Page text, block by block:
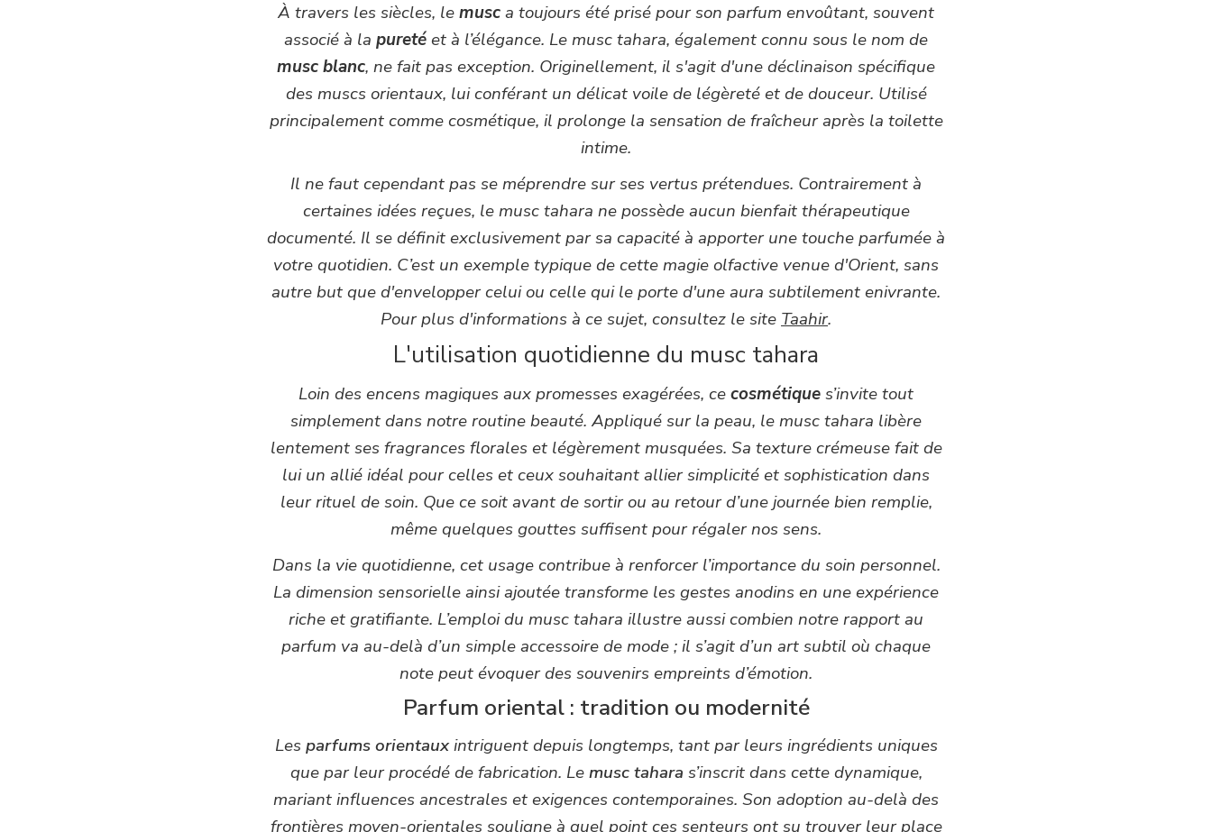
À travers les siècles, lemusca toujours été prisé pour son parfum envoûtant, souvent
associé à la puretéet à l’élégance. Le musc tahara, également connu sous le nom de
musc blanc, ne fait pas exception. Originellement, il s'agit d'une déclinaison spécifique
des muscs orientaux, lui conférant un délicat voile de légèreté et de douceur. Utilisé
principalement comme cosmétique, il prolonge la sensation de fraîcheur après la toilette
intime.
Il ne faut cependant pas se méprendre sur ses vertus prétendues. Contrairement à
certaines idées reçues, le musc tahara ne possède aucun bienfait thérapeutique
documenté. Il se définit exclusivement par sa capacité à apporter une touche parfumée à
votre quotidien. C’est un exemple typique de cette magie olfactive venue d'Orient, sans
autre but que d'envelopper celui ou celle qui le porte d'une aura subtilement enivrante.
Pour plus d'informations à ce sujet, consultez le site Taahir.
L'utilisation quotidienne du musc tahara
Loin des encens magiques aux promesses exagérées, cecosmétiques’invite tout
simplement dans notre routine beauté. Appliqué sur la peau, le musc tahara libère
lentement ses fragrances florales et légèrement musquées. Sa texture crémeuse fait de
lui un allié idéal pour celles et ceux souhaitant allier simplicité et sophistication dans
leur rituel de soin. Que ce soit avant de sortir ou au retour d’une journée bien remplie,
même quelques gouttes suffisent pour régaler nos sens.
Dans la vie quotidienne, cet usage contribue à renforcer l’importance du soin personnel.
La dimension sensorielle ainsi ajoutée transforme les gestes anodins en une expérience
riche et gratifiante. L’emploi du musc tahara illustre aussi combien notre rapport au
parfum va au-delà d’un simple accessoire de mode ; il s’agit d’un art subtil où chaque
note peut évoquer des souvenirs empreints d’émotion.
Parfum oriental : tradition ou modernité
Lesparfums orientauxintriguent depuis longtemps, tant par leurs ingrédients uniques
que par leur procédé de fabrication. Lemusc tahara s’inscrit dans cette dynamique,
mariant influences ancestrales et exigences contemporaines. Son adoption au-delà des
frontières moyen-orientales souligne à quel point ces senteurs ont su trouver leur place